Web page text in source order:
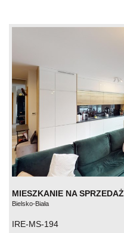
MIESZKANIE NA SPRZEDAŻ
Bielsko-Biała
IRE-MS-194